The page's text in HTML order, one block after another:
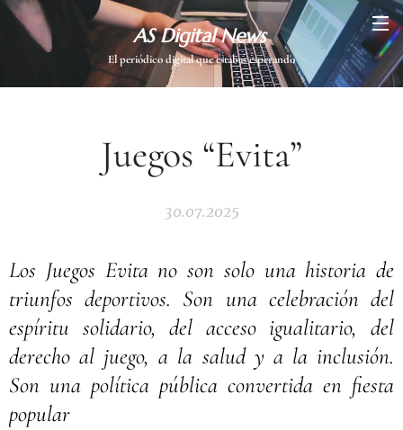
AS Digital News
El periódico digital que estabas esperando
Juegos “Evita”
30.07.2025
Los Juegos Evita no son solo una historia de
triunfos deportivos. Son una celebración del
espíritu solidario, del acceso igualitario, del
derecho al juego, a la salud y a la inclusión.
Son una política pública convertida en fiesta
popular